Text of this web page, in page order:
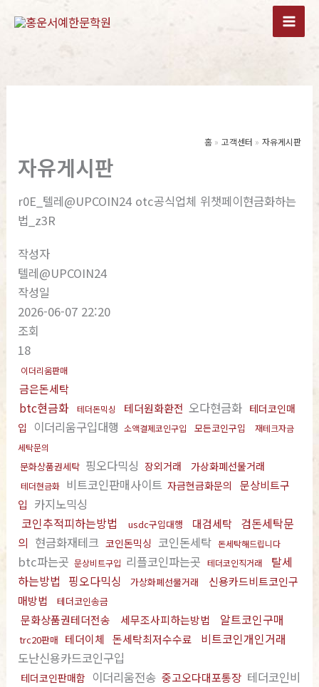
홈 고객센터 자유게시판
자유게시판
r0E_텔레@UPCOIN24 otc공식업체 위챗페이현금화하는
법_z3R
작성자
텔레@UPCOIN24
작성일
2026-06-07 22:20
조회
18
이더리움판매
금은돈세탁
btc현금화 테더돈믹싱 테더원화환전 오다현금화 테더코인매
입
이더리움구입대행 소액결제코인구입 모든코인구입
재테크자금
세탁문의
문화상품권세탁 핑오다믹싱 장외거래 가상화폐선물거래
테더현금화 비트코인판매사이트 자금현금화문의
문상비트구
입 카지노믹싱
코인추적피하는방법
usdc구입대행 대검세탁
검돈세탁문
의 현금화재테크 코인돈믹싱 코인돈세탁 돈세탁해드립니다
btc파는곳 문상비트구입 리플코인파는곳 테더코인직거래
탈세
하는방법 핑오다믹싱 가상화폐선물거래
신용카드비트코인구
매방법
테더코인송금
문화상품권테더전송 세무조사피하는방법 알트코인구매
trc20판매 테더이체 돈세탁최저수수료
비트코인개인거래
도난신용카드코인구입
테더코인판매함 이더리움전송 중고오다대포통장 테더코인비